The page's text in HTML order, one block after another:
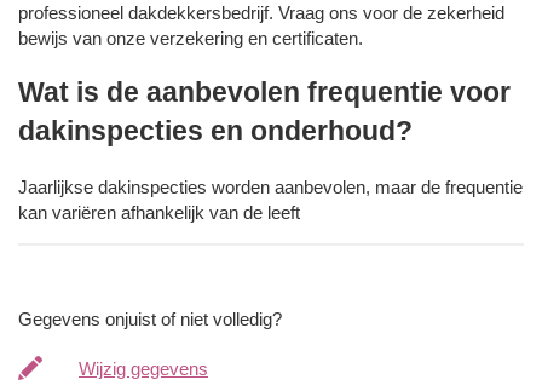
professioneel dakdekkersbedrijf. Vraag ons voor de zekerheid
bewijs van onze verzekering en certificaten.
Wat is de aanbevolen frequentie voor
dakinspecties en onderhoud?
Jaarlijkse dakinspecties worden aanbevolen, maar de frequentie
kan variëren afhankelijk van de leeft
Gegevens onjuist of niet volledig?
Wijzig gegevens